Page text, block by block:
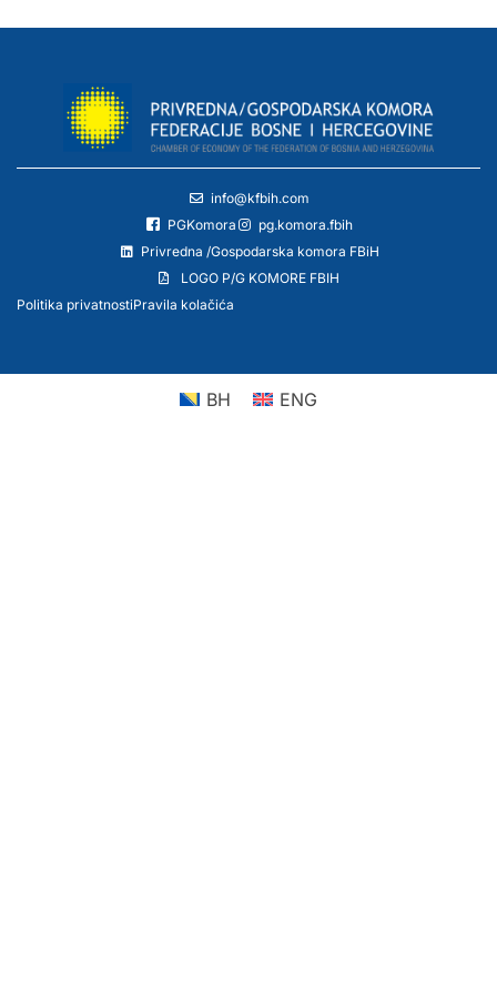
info@kfbih.com
PGKomora
pg.komora.fbih
Privredna /Gospodarska komora FBiH
LOGO P/G KOMORE FBIH
Politika privatnostiPravila kolačića
BH ENG